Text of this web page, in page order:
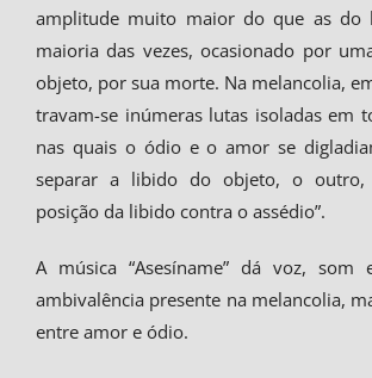
amplitude muito maior do que as do
maioria das vezes, ocasionado por
objeto, por sua morte. Na melancolia,
travam-se inúmeras lutas isoladas em
nas quais o ódio e o amor se
separar a libido do objeto, o outro,
posição da libido contra o assédio”.
A música “Asesíname” dá voz, som
ambivalência presente na melancolia,
entre amor e ódio.